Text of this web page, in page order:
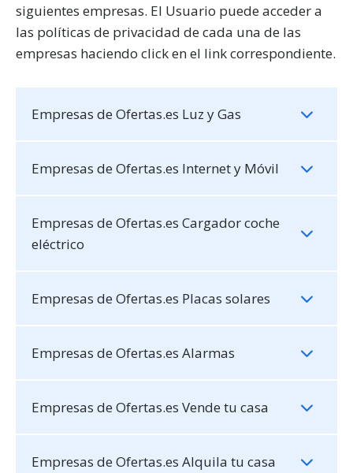
siguientes empresas. El Usuario puede acceder a
las políticas de privacidad de cada una de las
empresas haciendo click en el link correspondiente.
Empresas de Ofertas.es Luz y Gas
Empresas de Ofertas.es Internet y Móvil
Empresas de Ofertas.es Cargador coche
eléctrico
Empresas de Ofertas.es Placas solares
Empresas de Ofertas.es Alarmas
Empresas de Ofertas.es Vende tu casa
Empresas de Ofertas.es Alquila tu casa